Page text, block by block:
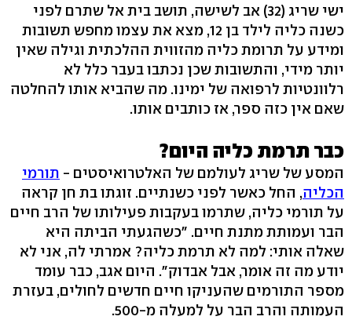
ישי שריג (32) אב לשישה, תושב בית אל שתרם לפני
כשנה כליה לילד בן 12, מצא את עצמו מחפש תשובות
ומידע על תרומת כליה מהזווית ההלכתית וגילה שאין
יותר מידי, והתשובות שכן נכתבו בעבר כלל לא
רלוונטיות לרפואה של ימינו. מה שהביא אותו להחלטה
שאם אין כזה ספר, אז כותבים אותו.
כבר תרמת כליה היום?
המסע של שריג לעולמם של האלטרואיסטים - תורמי
הכליה, החל כאשר לפני כשנתיים. זוגתו בת חן קראה
על תורמי כליה, שתרמו בעקבות פעילותו של הרב חיים
הבר ועמותת מתנת חיים. "כשהגעתי הביתה היא
שאלה אותי: למה לא תרמת כליה? אמרתי לה, אני לא
יודע מה זה אומר, אבל אבדוק". היום אגב, כבר עומד
מספר התורמים שהעניקו חיים חדשים לחולים, בעזרת
העמותה והרב הבר על למעלה מ-500.